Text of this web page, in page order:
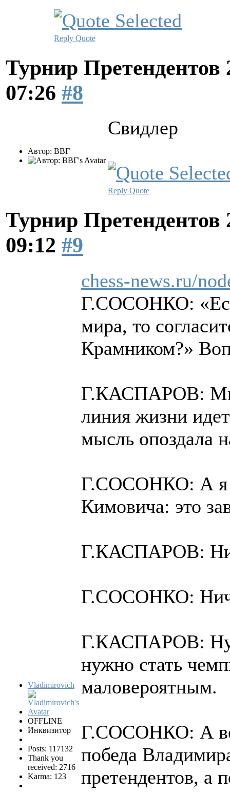
Reply Quote
Турнир
07:26 #8
Автор: ВВГ
Свидлер
Reply Quote
Турнир
09:12 #9
Vladimirovich
OFFLINE
Инквизитор
Posts: 117132
Thank you
received: 2716
Karma: 123
chess-news.ru/
Г.СОСОНКО:
мира, то
Крамником?»
Г.КАСПАРОВ: Мы
линия жизни
мысль опоздала
Г.СОСОНКО: А я
Кимовича: это
Г.КАСПАРОВ:
Г.СОСОНКО:
Г.КАСПАРОВ: Ну
нужно стать
маловероятным.
Г.СОСОНКО: А
победа
претендентов, а